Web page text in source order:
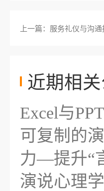
上一篇：服务礼仪与沟通
近期相
Excel与
可复制的
力—提升“
演说心理